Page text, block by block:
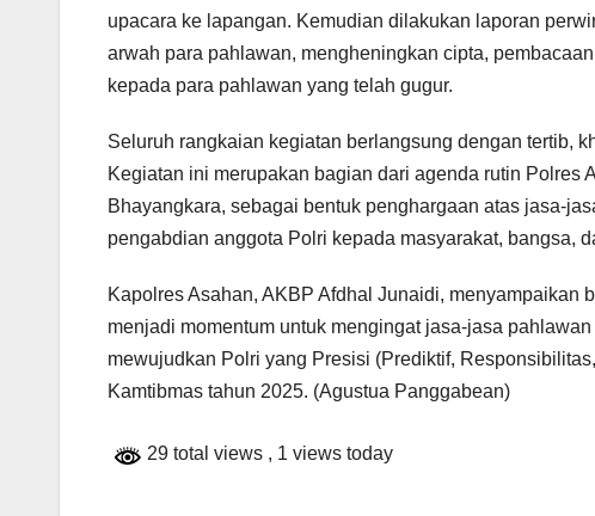
upacara ke lapangan. Kemudian dilakukan laporan
arwah para pahlawan, mengheningkan cipta,
kepada para pahlawan yang telah gugur.
Seluruh rangkaian kegiatan berlangsung dengan tertib,
Kegiatan ini merupakan bagian dari agenda rutin Polres
Bhayangkara, sebagai bentuk penghargaan atas jasa-
pengabdian anggota Polri kepada masyarakat, bangsa,
Kapolres Asahan, AKBP Afdhal Junaidi, menyampaikan
menjadi momentum untuk mengingat jasa-jasa
mewujudkan Polri yang Presisi (Prediktif,
Kamtibmas tahun 2025. (Agustua Panggabean)
29 total views , 1 views today